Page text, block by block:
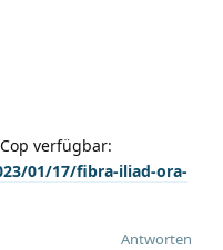
verfügbar:
01/17/fibra-iliad-ora-
Antworten